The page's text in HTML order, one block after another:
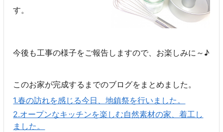
す。
今後も工事の様子をご報告しますので、お楽しみに～♪
このお家が完成するまでのブログをまとめました。
1.春の訪れを感じる今日、地鎮祭を行いました。
2.オープンなキッチンを楽しむ自然素材の家、着工し
ました。